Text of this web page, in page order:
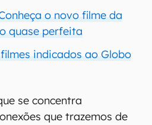
o novo filme da
quase perfeita
indicados ao Globo
se concentra
que trazemos de